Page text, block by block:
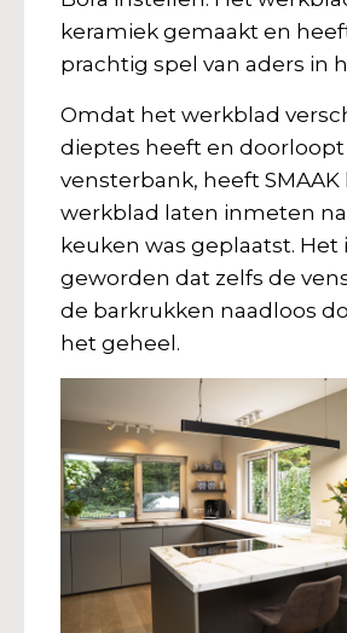
keramiek gemaakt en
prachtig spel van aders in
Omdat het werkblad
dieptes heeft en doorloopt
vensterbank, heeft
werkblad laten inmeten
keuken was geplaatst. Het
geworden dat zelfs de
de barkrukken naadloos
het geheel.